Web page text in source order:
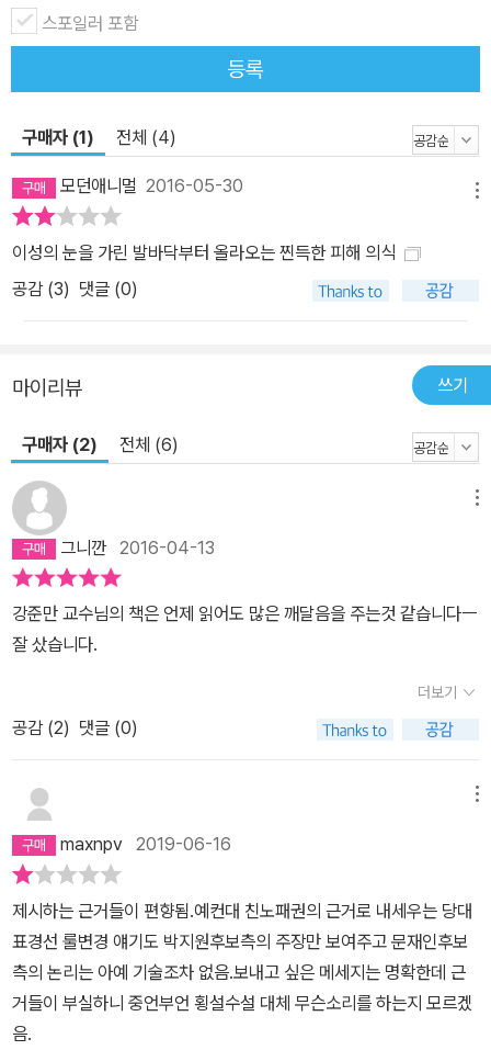
개혁·진보 세력도 동의하는 불문율처럼 여겨진다. 그런데 그 과정에
서 어떤 일이 벌어지는가? 늘 명분은 개혁·진보를 내세우지만 호남만
일방적으로 당하는 일들이 벌어진다. 한국 정치인의 수준이 다 거기
태’를 대하는 이중성 2003년 민주당 분당 정국에서 진보 언론이 어
민주당을 분열시키고 열린우리당을 창당했을 때, 당시에도 진보 언론
은 여당이 분열하면 하늘이 무너질 것처럼 호들갑을 떨었던가? 정반
대였다. 구경만 하거나 열린우리당을 지지하는 쪽이었다. 당의 주류
가 탈당을 막을 수 있었느냐 없었느냐 하는 점에서 현격한 차이가 있
었음에도, 막을 수 없었던 2003년의 ‘기획 탈당’의 책임은 주류에게
은 탈당파에게 있다는 이중 기준은 너무 심한 게 아닌가? 여당일 땐
권력의 후원을 받은 분열은 좋지만, 그렇지 않은 분열은 나쁘다는 뜻
인가? 아니면 열린우리당은 마음에 들지만 안철수와 그 일행은 마음
에 들지 않기 때문인가? 그렇다면 그런 내용 중심으로 비판해야지,
분열 자체는 절대 안 된다는 식의 논리는 자가당착 아닌가? 아니면,
똑같은 일이라도 내가 하면 개혁이고 다른 사람이 하면 반개혁이란
을 좋아하지 않는다. 그 사람이 아무리 똑똑해도 ‘싸가지 없는 인간’이
라며 상종하길 꺼린다. 그러나 우리는 정치를 대할 땐 특정 당파 집단
의 일원이 되거나 익명성을 얻는 순간 전혀 다른 인간으로 태어난다.
자신이 갖고 있는 어떤 이념이나 당파성의 옹호자가 되면서 다른 생
그런 토양에서 정치인이나 논객의 인기는 반대편을 조롱하거나 아프
게 만드는 언어를 잘 구사할 수 있는 능력에 의해 결정된다. 언론은
“이게 웬 떡이냐” 하는 자세로 그런 증오의 언어를 미주알고주알 열
심히 보도하는 ‘증오 상업주의’에 탐닉한다. ‘10대 0’의 정치 순수는
독선과 동전의 양면 관계를 이룬다. 순수주의자들은 자신의 순수를
무기와 명분으로 삼아 정쟁을 종교전쟁으로 몰고 간다. 정치를 혐오
하고 저주하는 유권자들은 그런 명쾌한 접근법에 환호한다. 대다수의
유권자들은 정치에 등을 돌린 가운데 그런 소수의 전사들은 정치에
큰 영향을 미치고, 정치권 역시 그런 ‘시장 논리’에 굴복한다. 그 결과
스포일러 포함
등록
구매자 (1) 전체 (4)
모던애니멀 2016-05-30
이성의 눈을 가린 발바닥부터 올라오는 찐득한 피해 의식
공감 (3) 댓글 (0)
마이리뷰 쓰기
구매자 (2) 전체 (6)
그니깐2016-04-13
강준만 교수님의 책은 언제 읽어도 많은 깨달음을 주는것 같습니다ㅡ
잘 샀습니다.
더보기
공감 (2) 댓글 (0)
maxnpv 2019-06-16
제시하는 근거들이 편향됨.예컨대 친노패권의 근거로 내세우는 당대
표경선 룰변경 얘기도 박지원후보측의 주장만 보여주고 문재인후보
측의 논리는 아예 기술조차 없음.보내고 싶은 메세지는 명확한데 근
거들이 부실하니 중언부언 횡설수설 대체 무슨소리를 하는지 모르겠
음.